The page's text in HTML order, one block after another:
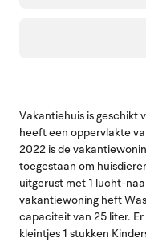
Vakantiehuis is geschikt
heeft een oppervlakte
2022 is de
toegestaan om
uitgerust met 1 lucht-
vakantiewoning heft
capaciteit van 25 liter.
kleintjes 1 stukken